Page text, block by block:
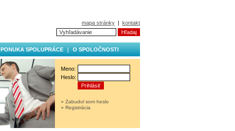
mapa stránky | kontakt
PONUKA SPOLUPRÁCE O SPOLOČNOSTI
Meno:
Heslo:
» Zabudol som heslo
» Registrácia